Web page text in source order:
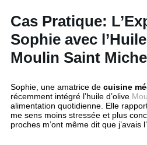
Cas Pratique:
Sophie avec
Moulin Saint
Sophie, une amatrice de cuisine
récemment intégré l’huile d’olive
alimentation quotidienne. Elle
me sens moins stressée et plus
proches m’ont même dit que j’avais